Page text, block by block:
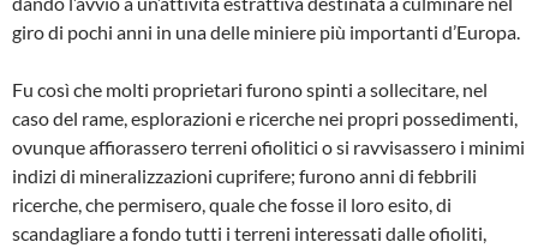
giro di pochi anni in una delle miniere più importanti d’Europa.
Fu così che molti proprietari furono spinti a sol­lecitare, nel
caso del rame, esplorazioni e ri­cerche nei propri possedimenti,
ovunque af­fiorassero terreni ofiolitici o si ravvisassero i mi­nimi
indizi di mineralizzazioni cuprifere; furo­no anni di febbrili
ricerche, che permisero, qua­le che fosse il loro esito, di
scandagliare a fon­do tutti i terreni interessati dalle ofioliti,